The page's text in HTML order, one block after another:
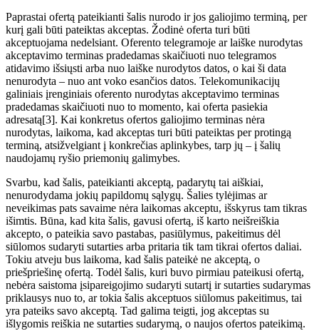
Paprastai ofertą pateikianti šalis nurodo ir jos galiojimo terminą, per
kurį gali būti pateiktas akceptas. Žodinė oferta turi būti
akceptuojama nedelsiant. Oferento telegramoje ar laiške nurodytas
akceptavimo terminas pradedamas skaičiuoti nuo telegramos
atidavimo išsiųsti arba nuo laiške nurodytos datos, o kai ši data
nenurodyta – nuo ant voko esančios datos. Telekomunikacijų
galiniais įrenginiais oferento nurodytas akceptavimo terminas
pradedamas skaičiuoti nuo to momento, kai oferta pasiekia
adresatą[3]. Kai konkretus ofertos galiojimo terminas nėra
nurodytas, laikoma, kad akceptas turi būti pateiktas per protingą
terminą, atsižvelgiant į konkrečias aplinkybes, tarp jų – į šalių
naudojamų ryšio priemonių galimybes.
Svarbu, kad šalis, pateikianti akceptą, padarytų tai aiškiai,
nenurodydama jokių papildomų sąlygų. Šalies tylėjimas ar
neveikimas pats savaime nėra laikomas akceptu, išskyrus tam tikras
išimtis. Būna, kad kita šalis, gavusi ofertą, iš karto neišreiškia
akcepto, o pateikia savo pastabas, pasiūlymus, pakeitimus dėl
siūlomos sudaryti sutarties arba pritaria tik tam tikrai ofertos daliai.
Tokiu atveju bus laikoma, kad šalis pateikė ne akceptą, o
priešpriešinę ofertą. Todėl šalis, kuri buvo pirmiau pateikusi ofertą,
nebėra saistoma įsipareigojimo sudaryti sutartį ir sutarties sudarymas
priklausys nuo to, ar tokia šalis akceptuos siūlomus pakeitimus, tai
yra pateiks savo akceptą. Tad galima teigti, jog akceptas su
išlygomis reiškia ne sutarties sudarymą, o naujos ofertos pateikimą.